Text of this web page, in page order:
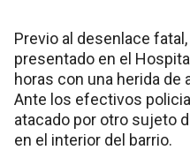
Previo al desenlace
presentado en el
horas con una herida de
Ante los efectivos
atacado por otro sujeto
en el interior del barrio.